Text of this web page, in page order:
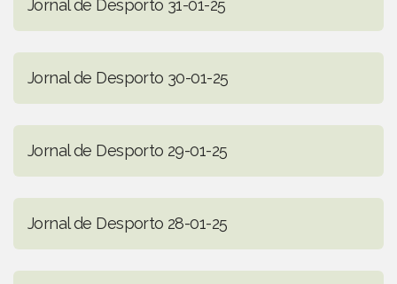
Jornal de Desporto 31-01-25
Jornal de Desporto 30-01-25
Jornal de Desporto 29-01-25
Jornal de Desporto 28-01-25